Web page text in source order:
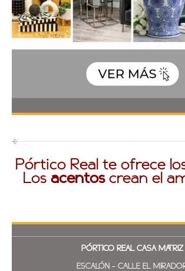
Pórtico Real te ofrece
Los acentoscrean el
PÓRTICO REAL CASA MATRIZ
ESCALÓN - CALLE EL